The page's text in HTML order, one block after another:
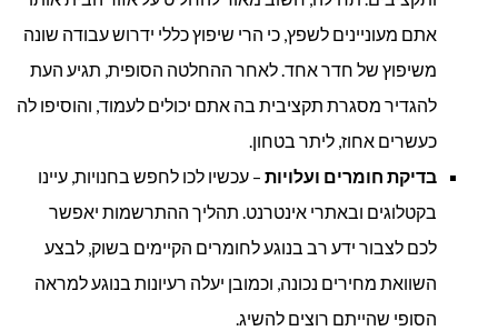
אתם מעוניינים לשפץ, כי הרי שיפוץ כללי ידרוש עבודה שונה
משיפוץ של חדר אחד. לאחר ההחלטה הסופית, תגיע העת
להגדיר מסגרת תקציבית בה אתם יכולים לעמוד, והוסיפו לה
כעשרים אחוז, ליתר בטחון.
בדיקת חומרים ועלויות – עכשיו לכו לחפש בחנויות, עיינו
בקטלוגים ובאתרי אינטרנט. תהליך ההתרשמות יאפשר
לכם לצבור ידע רב בנוגע לחומרים הקיימים בשוק, לבצע
השוואת מחירים נכונה, וכמובן יעלה רעיונות בנוגע למראה
הסופי שהייתם רוצים להשיג.